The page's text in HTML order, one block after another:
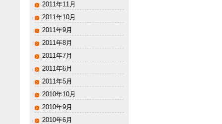
2011年11月
2011年10月
2011年9月
2011年8月
2011年7月
2011年6月
2011年5月
2010年10月
2010年9月
2010年6月